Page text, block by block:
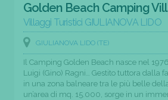
Golden Beach Camping
Villaggi Turistici GIULIANOVA LIDO
GIULIANOVA LIDO (TE)
Il Camping Golden Beach nasce nel
Luigi (Gino) Ragni… Gestito tuttora dalla
in una zona balneare tra le più belle
un’area di mq. 15.000, sorge in un